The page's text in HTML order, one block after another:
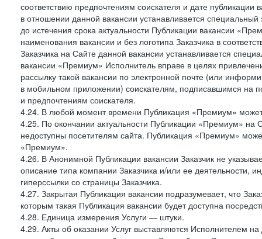
соответствию предпочтениям соискателя и дате
в отношении данной вакансии устанавливается
до истечения срока актуальности Публикации вакансии
наименования вакансии и без логотипа Заказчика в
Заказчика на Сайте данной вакансии устанавливается
вакансии «Премиум» Исполнитель вправе в целях
рассылку такой вакансии по электронной почте (или
в мобильном приложении) соискателям, подписавшимся на
и предпочтениям соискателя.
4.24. В любой момент времени Публикация «Премиум»
4.25. По окончании актуальности Публикации «Премиум»
недоступны посетителям сайта. Публикация «Премиум»
«Премиум».
4.26. В Анонимной Публикации вакансии Заказчик не
описание типа компании Заказчика и/или ее деятельности,
гиперссылки со страницы Заказчика.
4.27. Закрытая Публикация вакансии подразумевает, что
которым такая Публикация вакансии будет доступна
4.28. Единица измерения Услуги — штуки.
4.29. Акты об оказании Услуг выставляются Исполнителем